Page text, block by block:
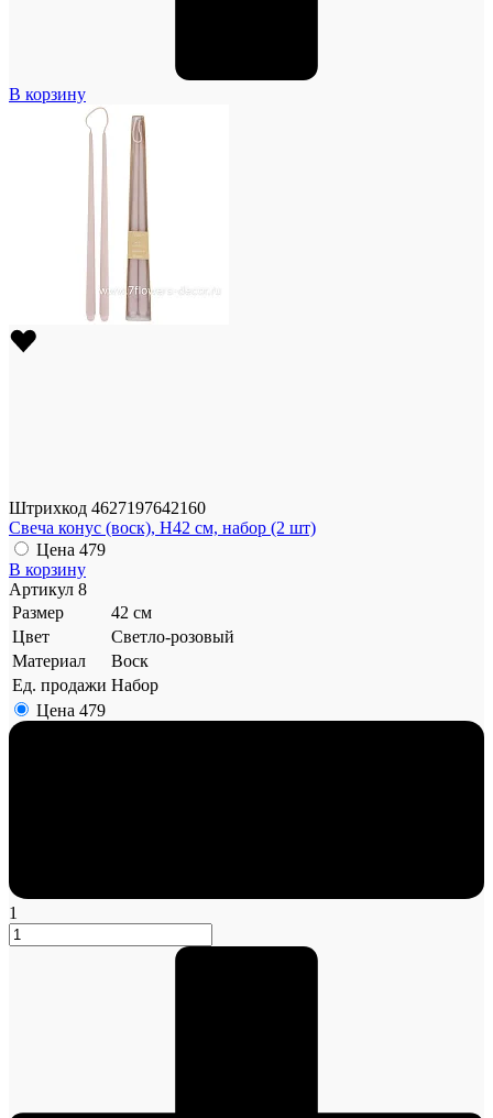
В корзину
Штрихкод 4627197642160
Свеча конус (воск), H42 см, набор (2 шт)
Цена 479
В корзину
Артикул 8
Размер
42 см
Цвет
Светло-розовый
Материал
Воск
Ед. продажи Набор
Цена 479
1